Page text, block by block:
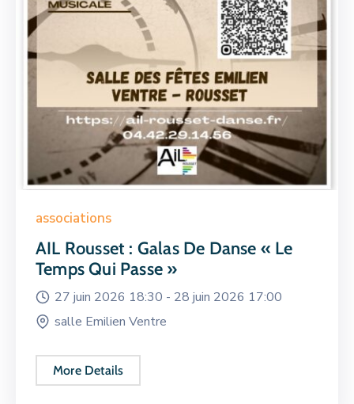
associations
AIL Rousset : Galas De Danse « Le
Temps Qui Passe »
27 juin 2026 18:30 - 28 juin 2026 17:00
salle Emilien Ventre
More Details